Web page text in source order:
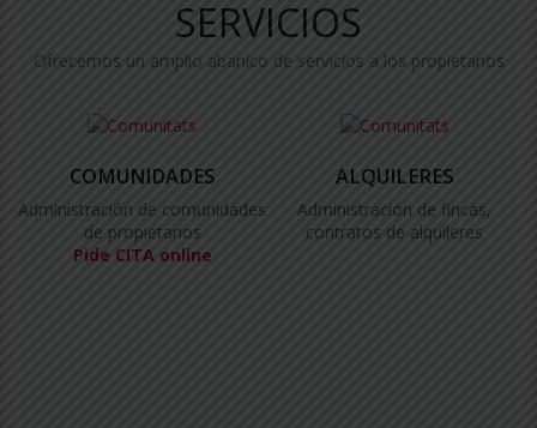
SERVICIOS
Ofrecemos un amplio abanico de servicios a los propietarios
COMUNIDADES
Administración de comunidades
de propietarios
Pide CITA online
ALQUILERES
Administración de fincas,
contratos de alquileres